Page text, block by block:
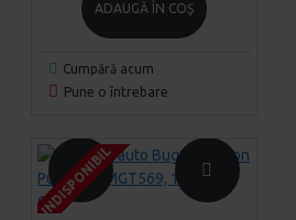
ADAUGĂ ÎN COŞ
Cumpără acum
Pune o întrebare
INDISPONIBIL
INDISPONIBIL
INDISPONIBIL